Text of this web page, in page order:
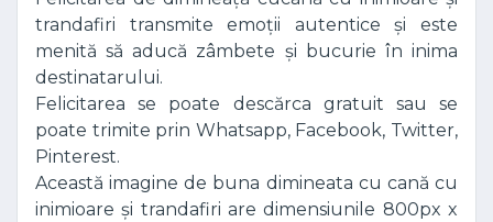
trandafiri transmite emoții autentice și este
menită să aducă zâmbete și bucurie în inima
destinatarului.
Felicitarea se poate descărca gratuit sau se
poate trimite prin Whatsapp, Facebook, Twitter,
Pinterest.
Această imagine de buna dimineata cu cană cu
inimioare și trandafiri are dimensiunile 800px x